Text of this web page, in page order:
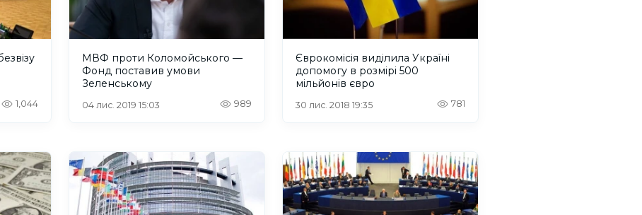
1,044
МВФ проти Коломойського —
Фонд поставив умови
Зеленському
04 лис. 2019 15:03 989
Єврокомісія виділила Україні
допомогу в розмірі 500
мільйонів євро
30 лис. 2018 19:35 781